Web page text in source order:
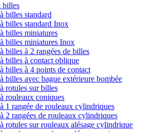
billes
billes standard
billes standard Inox
billes miniatures
billes miniatures Inox
billes à 2 rangées de billes
billes à contact oblique
billes à 4 points de contact
billes avec bague extérieure bombée
rotules sur billes
rouleaux coniques
1 rangée de rouleaux cylindriques
2 rangées de rouleaux cylindriques
rotules sur rouleaux alésage cylindrique